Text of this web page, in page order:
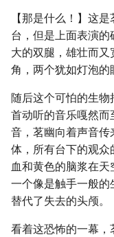
【那是什么！】这
台，但是上面表演
大的双腿，雄壮而
角，两个犹如灯泡的
随后这个可怕的生
首动听的音乐嘎然
音，茗幽向着声音
体，所有台下的观
血和黄色的脑浆在
一个像是触手一般的
替代了失去的头颅。
看着这恐怖的一幕，